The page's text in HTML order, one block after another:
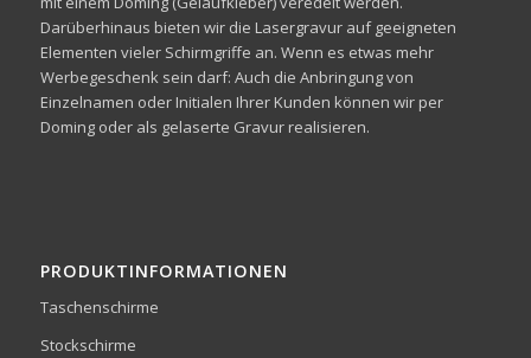
Darüberhinaus bieten wir die Lasergravur auf geeigneten
Elementen vieler Schirmgriffe an. Wenn es etwas mehr
Werbegeschenk sein darf: Auch die Anbringung von
Einzelnamen oder Initialen Ihrer Kunden können wir per
Doming oder als gelaserte Gravur realisieren.
PRODUKTINFORMATIONEN
Taschenschirme
Stockschirme